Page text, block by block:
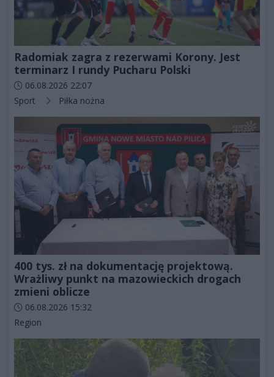
Radomiak zagra z rezerwami Korony. Jest
terminarz I rundy Pucharu Polski
Data dodania artykułu:
06.08.2026 22:07
Kategorie artykułu:
Sport Piłka nożna
400 tys. zł na dokumentację projektową.
Wrażliwy punkt na mazowieckich drogach
zmieni oblicze
Data dodania artykułu:
06.08.2026 15:32
Kategorie artykułu:
Region